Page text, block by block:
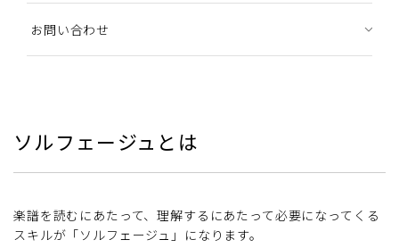
お問い合わせ
ソルフェージュとは
楽譜を読むにあたって、理解するにあたって必要になってくる
スキルが「ソルフェージュ」になります。